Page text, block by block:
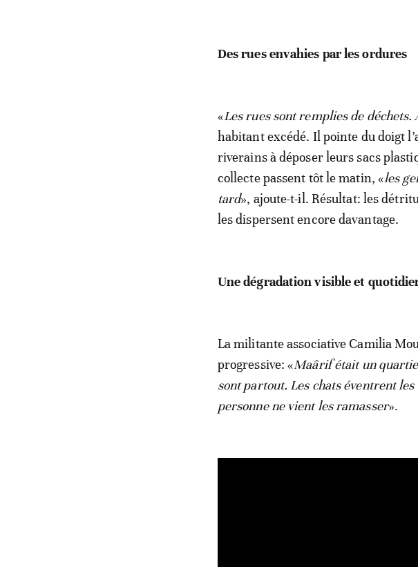
Des rues envahies par les ordures
«Les rues sont remplies de
habitant excédé. Il pointe du doigt
riverains à déposer leurs sacs
collecte passent tôt le matin, «les
tard», ajoute-t-il. Résultat: les
les dispersent encore davantage.
Une dégradation visible et
La militante associative Camilia
progressive: «Maârif était un
sont partout. Les chats éventrent
personne ne vient les ramasser».